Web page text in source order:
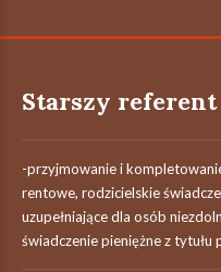
Starszy
-przyjmowanie i
rentowe, rodzicielskie
uzupełniające dla osób
świadczenie pieniężne z tytułu